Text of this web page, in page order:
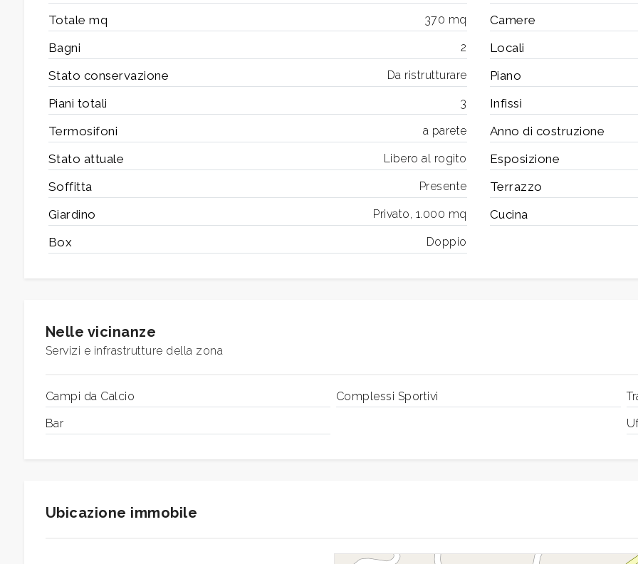
Totale mq 370 mq Camere
Bagni 2 Locali
Stato conservazione Da ristrutturare Piano
Piani totali 3 Infissi
Termosifoni a parete Anno di costruzione
Stato attuale Libero al rogito Esposizione
Soffitta Presente Terrazzo
Giardino Privato, 1.000 mq Cucina
Box Doppio
Nelle vicinanze
Servizi e infrastrutture della zona
Campi da Calcio Complessi Sportivi
Bar
Ubicazione immobile
Bagni
minimi
Camere
minime